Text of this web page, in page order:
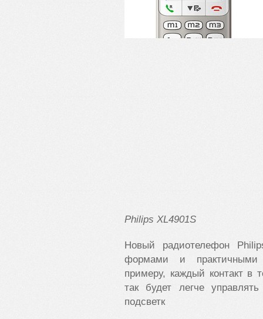
Philips XL4901S
Новый радиотелефон
формами и практичными
примеру, каждый контакт в
так будет легче
подсветк